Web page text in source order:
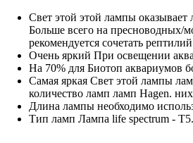
Свет этой этой лампы оказывает
Больше всего на пресноводных/
рекомендуется сочетать
Очень яркий При освещении
На 70% для Биотоп аквариумов
Самая яркая Свет этой лампы
количество ламп ламп Hagen.
Длина лампы необходимо
Тип ламп Лампа life spectrum - Т5.